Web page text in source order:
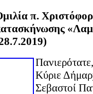
π.
Πανιερότατε,
Κύριε
Σεβαστοί